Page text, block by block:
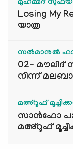
മുഹമ്മദ്
Losing My
യാത്ര
സൽമാനുൽ
02-
നിന്ന്
മഅ്റൂഫ്
സാൻഫോ
മഅ്റൂഫ്